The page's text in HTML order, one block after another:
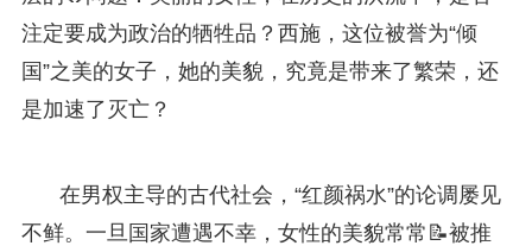
注定要成为政治的牺牲品？西施，这位被誉为“倾
国”之美的女子，她的美貌，究竟是带来了繁荣，还
是加速了灭亡？
在男权主导的古代社会，“红颜祸水”的论调屡见
不鲜。一旦国家遭遇不幸，女性的美貌常常📝被推